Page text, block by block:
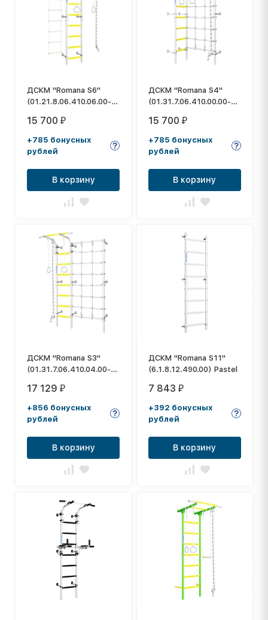
ДСКМ "Romana S6"
(01.21.8.06.410.06.00-
15 700₽
+785 бонусных
рублей
В корзину
ДСКМ "Romana S4"
(01.31.7.06.410.00.00-
15 700₽
+785 бонусных
рублей
В корзину
ДСКМ "Romana S3"
(01.31.7.06.410.04.00-
17 129₽
+856 бонусных
рублей
В корзину
ДСКМ "Romana S11"
(6.1.8.12.490.00) Pastel
7 843₽
+392 бонусных
рублей
В корзину